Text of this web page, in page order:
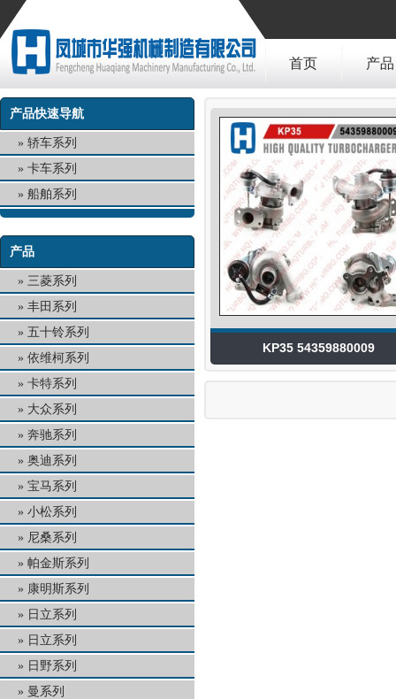
首页 产品
产品快速导航
轿车系列
卡车系列
船舶系列
产品
三菱系列
丰田系列
五十铃系列
依维柯系列
卡特系列
大众系列
奔驰系列
奥迪系列
宝马系列
小松系列
尼桑系列
帕金斯系列
康明斯系列
日立系列
日立系列
日野系列
曼系列
KP35 54359880009